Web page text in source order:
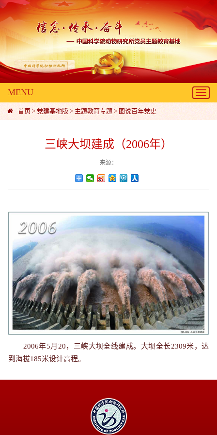
MENU
首页 > 党建基地版 > 主题教育专题 > 图说百年党史
三峡大坝建成（2006年）
来源：
2006年5月20，三峡大坝全线建成。大坝全长2309米，达
到海拔185米设计高程。